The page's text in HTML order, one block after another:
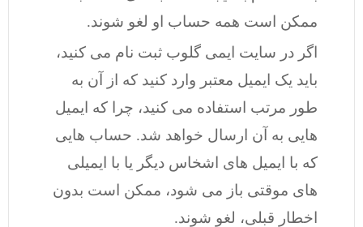
ممکن است همه حساب او لغو شوند.
اگر در سایت ایمی گلوب ثبت نام می کنید،
باید یک ایمیل معتبر وارد کنید که از آن به
طور مرتب استفاده می کنید، چرا که ایمیل
هایی به آن ارسال خواهد شد. حساب هایی
که با ایمیل های اشخاس دیگر یا با ایمیلی
های موقتی باز می شود، ممکن است بدون
اخطار قبلی، لغو شوند.